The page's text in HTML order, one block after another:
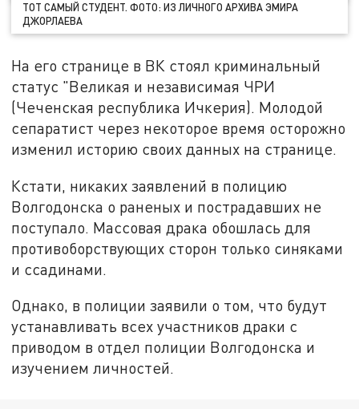
ТОТ САМЫЙ СТУДЕНТ. ФОТО: ИЗ ЛИЧНОГО АРХИВА ЭМИРА
ДЖОРЛАЕВА
На его странице в ВК стоял криминальный
статус "Великая и независимая ЧРИ
(Чеченская республика Ичкерия). Молодой
сепаратист через некоторое время осторожно
изменил историю своих данных на странице.
Кстати, никаких заявлений в полицию
Волгодонска о раненых и пострадавших не
поступало. Массовая драка обошлась для
противоборствующих сторон только синяками
и ссадинами.
Однако, в полиции заявили о том, что будут
устанавливать всех участников драки с
приводом в отдел полиции Волгодонска и
изучением личностей.